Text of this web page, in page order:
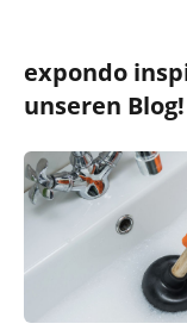
expondo
unseren Blog!